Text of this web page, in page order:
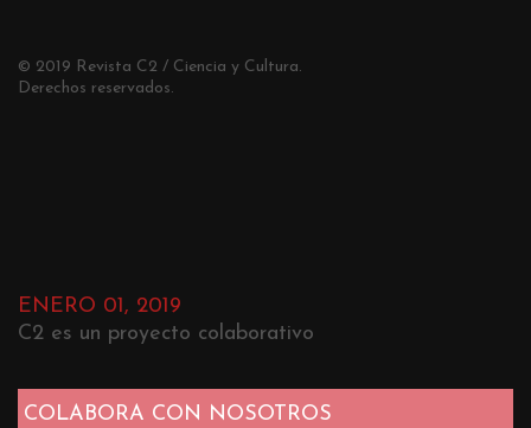
© 2019 Revista C2 / Ciencia y Cultura.
Derechos reservados.
ENERO 01, 2019
C2 es un proyecto colaborativo
COLABORA CON NOSOTROS